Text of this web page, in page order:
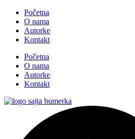
Početna
O nama
Autorke
Kontakt
Početna
O nama
Autorke
Kontakt